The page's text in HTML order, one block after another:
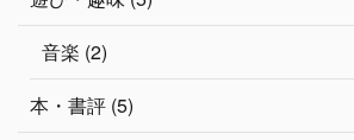
音楽 (2)
本・書評 (5)